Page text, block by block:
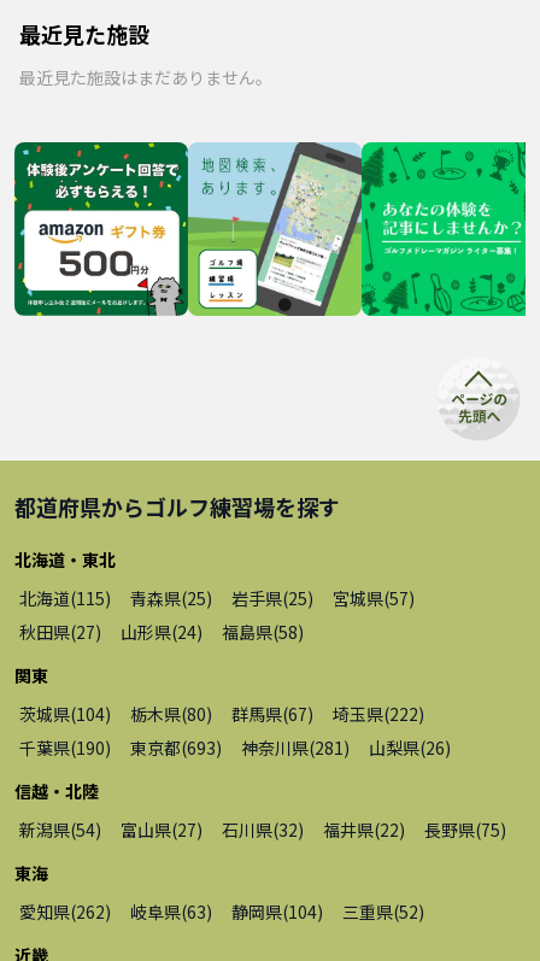
最近見た施設
最近見た施設はまだありません。
都道府県からゴルフ練習場を探す
北海道・東北
北海道(115) 青森県(25) 岩手県(25) 宮城県(57)
秋田県(27) 山形県(24) 福島県(58)
関東
茨城県(104) 栃木県(80) 群馬県(67) 埼玉県(222)
千葉県(190) 東京都(693) 神奈川県(281 ) 山梨県(26)
信越・北陸
新潟県(54) 富山県(27) 石川県(32) 福井県(22) 長野県(75)
東海
愛知県(262) 岐阜県(63) 静岡県(104) 三重県(52)
近畿